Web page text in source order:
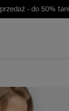
- do 50%